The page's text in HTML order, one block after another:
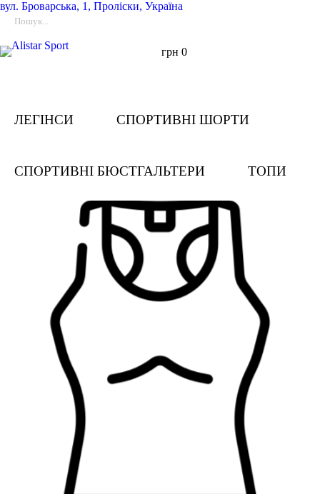
вул. Броварська, 1, Проліски, Україна
грн 0
ЛЕГІНСИ СПОРТИВНІ ШОРТИ
СПОРТИВНІ БЮСТГАЛЬТЕРИ ТОПИ